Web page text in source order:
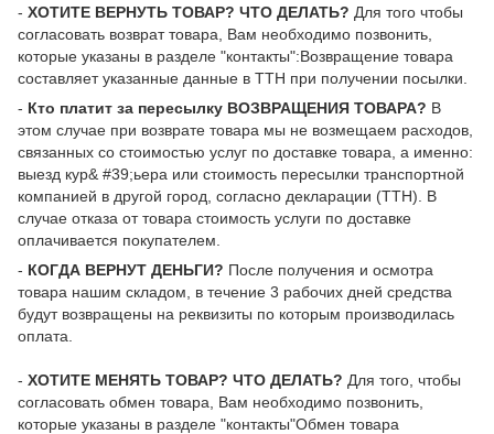
- ХОТИТЕ ВЕРНУТЬ ТОВАР? ЧТО ДЕЛАТЬ? Для того чтобы
согласовать возврат товара, Вам необходимо позвонить,
которые указаны в разделе "контакты":Возвращение товара
составляет указанные данные в ТТН при получении посылки.
- Кто платит за пересылку ВОЗВРАЩЕНИЯ ТОВАРА? В
этом случае при возврате товара мы не возмещаем расходов,
связанных со стоимостью услуг по доставке товара, а именно:
выезд кур& #39;ьера или стоимость пересылки транспортной
компанией в другой город, согласно декларации (ТТН). В
случае отказа от товара стоимость услуги по доставке
оплачивается покупателем.
- КОГДА ВЕРНУТ ДЕНЬГИ? После получения и осмотра
товара нашим складом, в течение 3 рабочих дней средства
будут возвращены на реквизиты по которым производилась
оплата.
- ХОТИТЕ МЕНЯТЬ ТОВАР? ЧТО ДЕЛАТЬ? Для того, чтобы
согласовать обмен товара, Вам необходимо позвонить,
которые указаны в разделе "контакты"Обмен товара